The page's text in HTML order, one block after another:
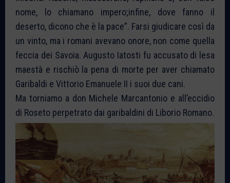
nome, lo chiamano impero;infine, dove fanno il
deserto, dicono che è la pace”. Farsi giudicare così da
un vinto, ma i romani avevano onore, non come quella
feccia dei Savoia. Augusto Iatosti fu accusato di lesa
maestà e rischiò la pena di morte per aver chiamato
Garibaldi e Vittorio Emanuele II i suoi due cani.
Ma torniamo a don Michele Marcantonio e all’eccidio
di Roseto perpetrato dai garibaldini di Liborio Romano.